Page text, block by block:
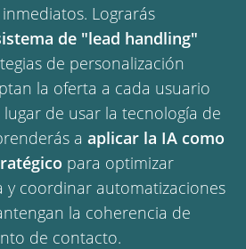
Lograrás
de "lead handling"
de personalización
la oferta a cada usuario
de usar la tecnología de
aaplicar la IA como
para optimizar
y coordinar automatizaciones
la coherencia de
de contacto.